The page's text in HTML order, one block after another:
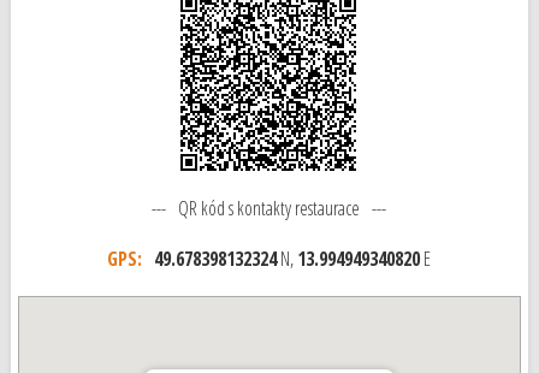
--- QR kód s kontakty restaurace ---
GPS: 49.678398132324N,13.994949340820E